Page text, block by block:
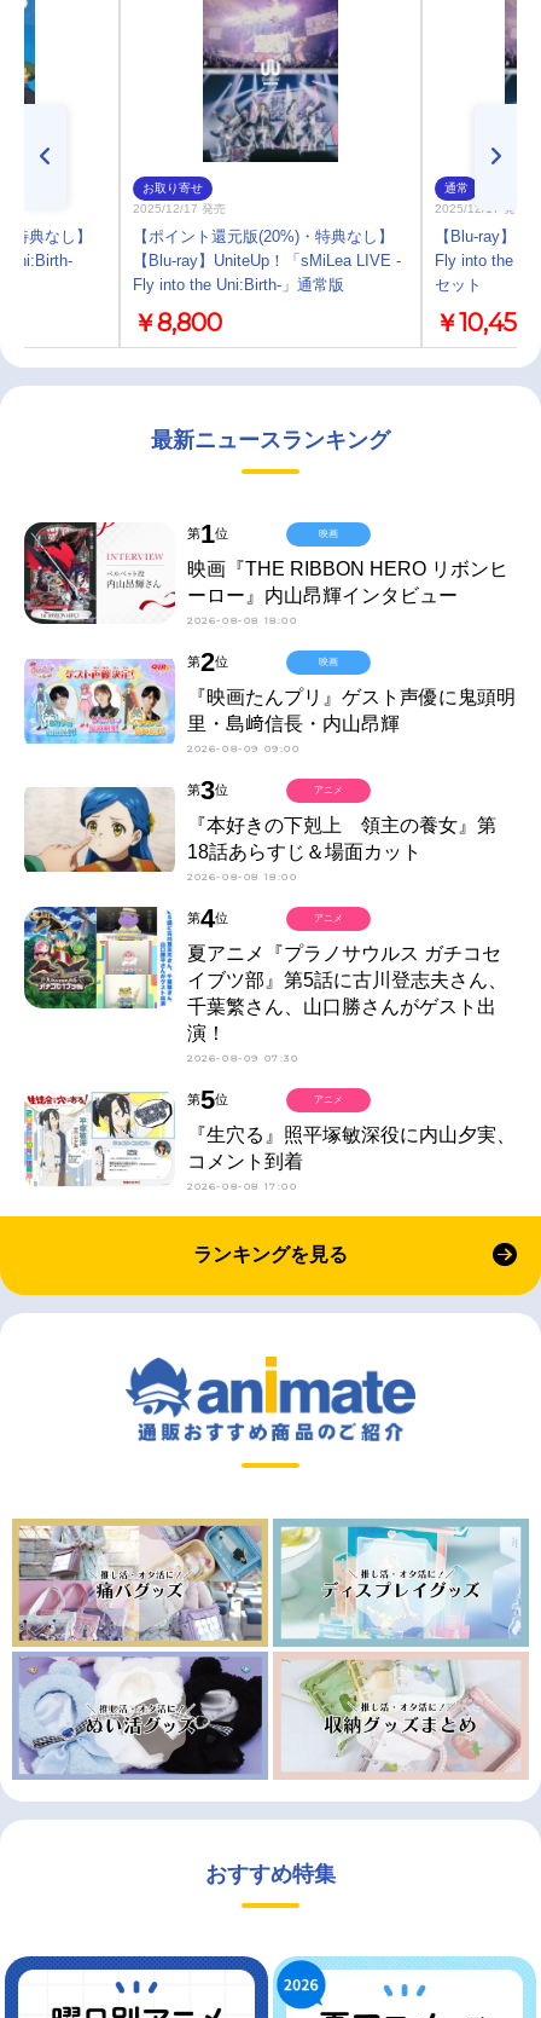
特典なし】
Uni:Birth-
お取り寄せ
2025/12/17 発売
【ポイント還元版(20%)・特典なし】
【Blu-ray】UniteUp！「sMiLea LIVE -
Fly into the Uni:Birth-」通常版
￥8,800
通常
2025/12/17 発売
【Blu-ray】
Fly into the
セット
￥10,450
最新ニュースランキング
第1位
映画『THE RIBBON HERO リボンヒ
ーロー』内山昂輝インタビュー
2026-08-08 18:00
映画
第2位
『映画たんプリ』ゲスト声優に鬼頭明
里・島﨑信長・内山昂輝
2026-08-09 09:00
映画
第3位
『本好きの下剋上 領主の養女』第
18話あらすじ＆場面カット
2026-08-08 18:00
アニメ
第4位
夏アニメ『プラノサウルス ガチコセ
イブツ部』第5話に古川登志夫さん、
千葉繁さん、山口勝さんがゲスト出
演！
2026-08-09 07:30
アニメ
第5位
『生穴る』照平塚敏深役に内山夕実、
コメント到着
2026-08-08 17:00
アニメ
ランキングを見る
おすすめ特集